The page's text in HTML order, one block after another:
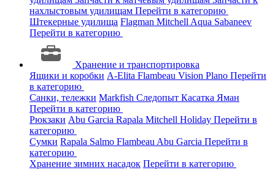
нахлыстовым удилищам Перейти в категорию
Штекерные удилища Flagman Mitchell Aqua Sabaneev
Перейти в категорию
Хранение и транспортировка
Ящики и коробки A-Elita Flambeau Vision Plano Перейти
в категорию
Санки, тележки Markfish Следопыт Касатка Яман
Перейти в категорию
Рюкзаки Abu Garcia Rapala Mitchell Holiday Перейти в
категорию
Сумки Rapala Salmo Flambeau Abu Garcia Перейти в
категорию
Хранение зимних насадок Перейти в категорию